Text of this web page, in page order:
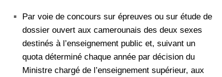
Par voie de concours sur épreuves ou sur étude de
dossier ouvert aux camerounais des deux sexes
destinés à l’enseignement public et, suivant un
quota déterminé chaque année par décision du
Ministre chargé de l’enseignement supérieur, aux